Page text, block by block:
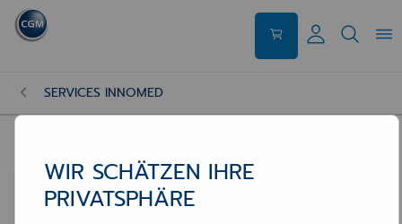
SERVICES INNOMED
WIR SCHÄTZEN IHRE
PRIVATSPHÄRE